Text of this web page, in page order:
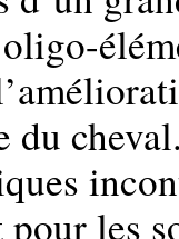
du
les